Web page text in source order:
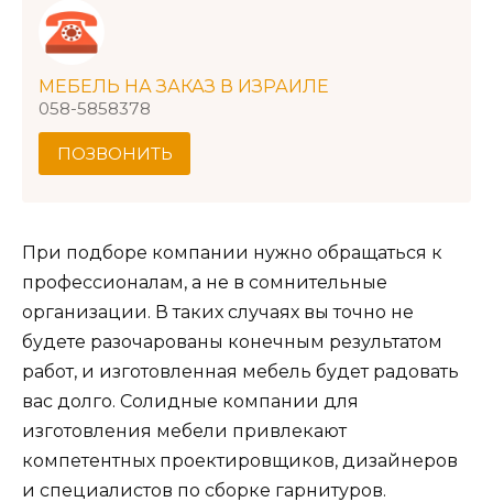
МЕБЕЛЬ НА ЗАКАЗ В ИЗРАИЛЕ
058-5858378
ПОЗВОНИТЬ
При подборе компании нужно обращаться к
профессионалам, а не в сомнительные
организации. В таких случаях вы точно не
будете разочарованы конечным результатом
работ, и изготовленная мебель будет радовать
вас долго. Солидные компании для
изготовления мебели привлекают
компетентных проектировщиков, дизайнеров
и специалистов по сборке гарнитуров.